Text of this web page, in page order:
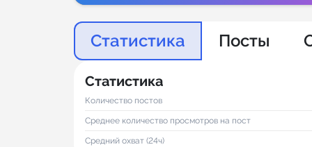
Статистика Посты
Статистика
Количество постов
Среднее количество просмотров на пост
Средний охват (24ч)